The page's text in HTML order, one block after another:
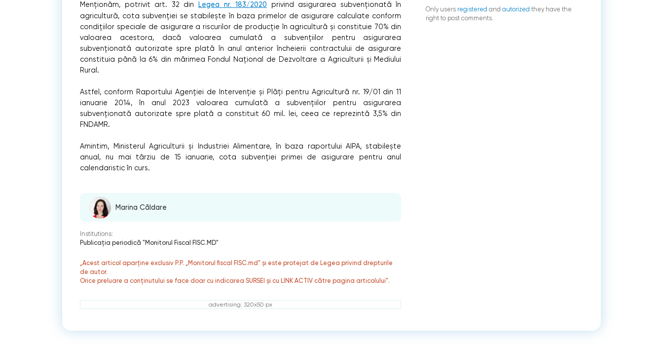
Menționăm, potrivit art. 32 din Legea nr. 183/2020 privind asigurarea subvenționată în
agricultură, cota subvenției se stabilește în baza primelor de asigurare calculate conform
condițiilor speciale de asigurare a riscurilor de producție în agricultură și constituie 70% din
valoarea acestora, dacă valoarea cumulată a subvențiilor pentru asigurarea
subvenționată autorizate spre plată în anul anterior încheierii contractului de asigurare
constituia până la 6% din mărimea Fondul Național de Dezvoltare a Agriculturii și Mediului
Rural.
Astfel, conform Raportului Agenției de Intervenție și Plăți pentru Agricultură nr. 19/01 din 11
ianuarie 2014, în anul 2023 valoarea cumulată a subvențiilor pentru asigurarea
subvenționată autorizate spre plată a constituit 60 mil. lei, ceea ce reprezintă 3,5% din
FNDAMR.
Amintim, Ministerul Agriculturii și Industriei Alimentare, în baza raportului AIPA, stabilește
anual, nu mai târziu de 15 ianuarie, cota subvenției primei de asigurare pentru anul
calendaristic în curs.
Marina Căldare
Institutions:
Publicaţia periodică "Monitorul Fiscal FISC.MD"
„Acest articol aparține exclusiv P.P. „Monitorul fiscal FISC.md” și este protejat de Legea privind drepturile
de autor.
Orice preluare a conținutului se face doar cu indicarea SURSEI și cu LINK ACTIV către pagina articolului”.
advertising: 320x50 px
Only users registered and autorized they have the
right to post comments.